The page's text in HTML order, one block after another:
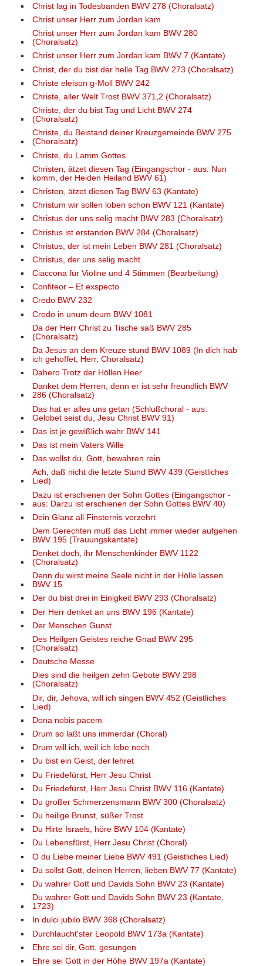
Christ lag in Todesbanden BWV 278 (Choralsatz)
Christ unser Herr zum Jordan kam
Christ unser Herr zum Jordan kam BWV 280
(Choralsatz)
Christ unser Herr zum Jordan kam BWV 7 (Kantate)
Christ, der du bist der helle Tag BWV 273 (Choralsatz)
Christe eleison g-Moll BWV 242
Christe, aller Welt Trost BWV 371,2 (Choralsatz)
Christe, der du bist Tag und Licht BWV 274
(Choralsatz)
Christe, du Beistand deiner Kreuzgemeinde BWV 275
(Choralsatz)
Christe, du Lamm Gottes
Christen, ätzet diesen Tag (Eingangschor - aus: Nun
komm, der Heiden Heiland BWV 61)
Christen, ätzet diesen Tag BWV 63 (Kantate)
Christum wir sollen loben schon BWV 121 (Kantate)
Christus der uns selig macht BWV 283 (Choralsatz)
Christus ist erstanden BWV 284 (Choralsatz)
Christus, der ist mein Leben BWV 281 (Choralsatz)
Christus, der uns selig macht
Ciaccona für Violine und 4 Stimmen (Bearbeitung)
Confiteor – Et exspecto
Credo BWV 232
Credo in unum deum BWV 1081
Da der Herr Christ zu Tische saß BWV 285
(Choralsatz)
Da Jesus an dem Kreuze stund BWV 1089 (In dich hab
ich gehoffet, Herr, Choralsatz)
Dahero Trotz der Höllen Heer
Danket dem Herren, denn er ist sehr freundlich BWV
286 (Choralsatz)
Das hat er alles uns getan (Schlußchoral - aus:
Gelobet seist du, Jesu Christ BWV 91)
Das ist je gewißlich wahr BWV 141
Das ist mein Vaters Wille
Das wollst du, Gott, bewahren rein
Ach, daß nicht die letzte Stund BWV 439 (Geistliches
Lied)
Dazu ist erschienen der Sohn Gottes (Eingangschor -
aus: Darzu ist erschienen der Sohn Gottes BWV 40)
Dein Glanz all Finsternis verzehrt
Dem Gerechten muß das Licht immer wieder aufgehen
BWV 195 (Trauungskantate)
Denket doch, ihr Menschenkinder BWV 1122
(Choralsatz)
Denn du wirst meine Seele nicht in der Hölle lassen
BWV 15
Der du bist drei in Einigkeit BWV 293 (Choralsatz)
Der Herr denket an uns BWV 196 (Kantate)
Der Menschen Gunst
Des Heilgen Geistes reiche Gnad BWV 295
(Choralsatz)
Deutsche Messe
Dies sind die heilgen zehn Gebote BWV 298
(Choralsatz)
Dir, dir, Jehova, will ich singen BWV 452 (Geistliches
Lied)
Dona nobis pacem
Drum so laßt uns immerdar (Choral)
Drum will ich, weil ich lebe noch
Du bist ein Geist, der lehret
Du Friedefürst, Herr Jesu Christ
Du Friedefürst, Herr Jesu Christ BWV 116 (Kantate)
Du großer Schmerzensmann BWV 300 (Choralsatz)
Du heilige Brunst, süßer Trost
Du Hirte Israels, höre BWV 104 (Kantate)
Du Lebensfürst, Herr Jesu Christ (Choral)
O du Liebe meiner Liebe BWV 491 (Geistliches Lied)
Du sollst Gott, deinen Herren, lieben BWV 77 (Kantate)
Du wahrer Gott und Davids Sohn BWV 23 (Kantate)
Du wahrer Gott und Davids Sohn BWV 23 (Kantate,
1723)
In dulci jubilo BWV 368 (Choralsatz)
Durchlaucht'ster Leopold BWV 173a (Kantate)
Ehre sei dir, Gott, gesungen
Ehre sei Gott in der Höhe BWV 197a (Kantate)